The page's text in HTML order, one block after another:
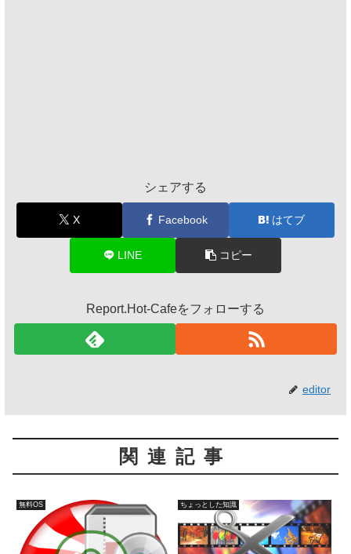
シェアする
X Facebook はてブ
LINE コピー
Report.Hot-Cafeをフォローする
editor
関連記事
無料OS ちょっとした知識